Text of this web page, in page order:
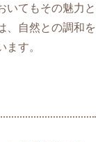
いてもその魅力と
、自然との調和を
す。